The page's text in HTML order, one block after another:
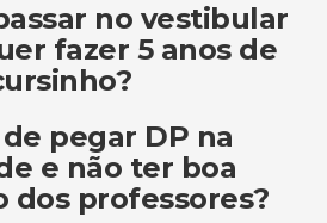
no vestibular
fazer 5 anos de
pegar DP na
e não ter boa
dos professores?